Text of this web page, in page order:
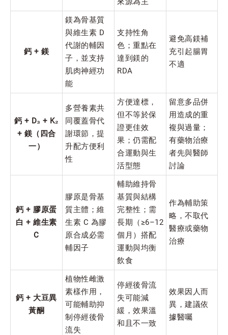
鈣 + 鎂
鎂為骨基質
與維生素 D
代謝的輔因
子，並支持
肌肉神經功
能
支持性角
色；重點在
達到鎂的
RDA
避免高鎂補
充引起腸胃
不適
鈣 + D₃ + K₂
+ 鎂（四合
一）
多營養素共
同覆蓋骨代
謝環節，提
升配方便利
性
方便達標，
但不等於保
證更佳效
果；仍需配
合運動與生
活型態
留意多品併
用造成的重
複與過量；
有藥物治療
者先與醫師
討論
鈣 + 膠原蛋
白 + 維生素
C
膠原是骨基
質主體；維
生素 C 為膠
原合成必需
輔因子
輔助維持骨
基質與結構
完整性；需
長期（≥6–12
個月）搭配
運動與均衡
飲食
作為輔助策
略，不取代
醫療或藥物
治療
鈣 + 大豆異
黃酮
植物性雌激
素樣作用，
可能輔助抑
制停經後骨
流失
停經後骨流
失可能減
緩，效果溫
和且不一致
效果因人而
異，建議依
據醫囑